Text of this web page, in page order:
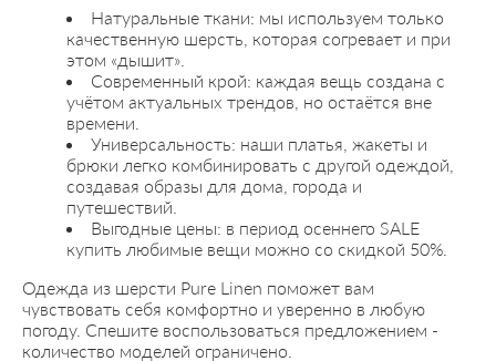
Натуральные ткани: мы используем только
качественную шерсть, которая согревает и при
этом «дышит».
Современный крой: каждая вещь создана с
учётом актуальных трендов, но остаётся вне
времени.
Универсальность: наши платья, жакеты и
брюки легко комбинировать с другой одеждой,
создавая образы для дома, города и
путешествий.
Выгодные цены: в период осеннего SALE
купить любимые вещи можно со скидкой 50%.
Одежда из шерсти Pure Linen поможет вам
чувствовать себя комфортно и уверенно в любую
погоду. Спешите воспользоваться предложением -
количество моделей ограничено.